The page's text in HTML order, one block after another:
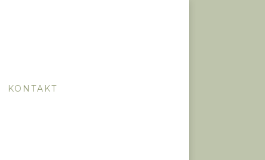
KONTAKT